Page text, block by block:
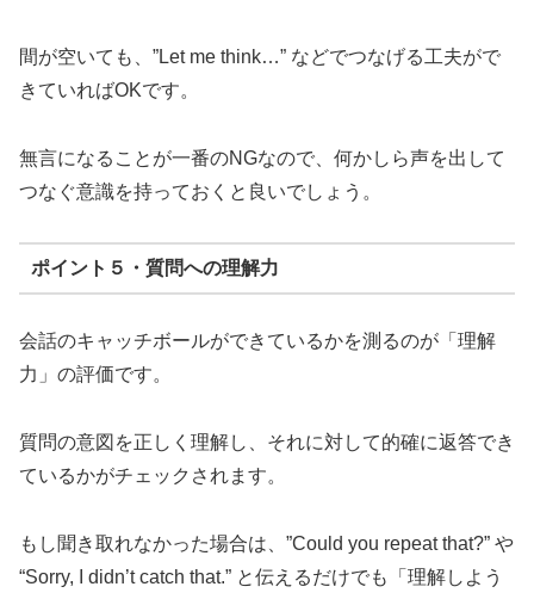
間が空いても、”Let me think…” などでつなげる工夫がで
きていればOKです。
無言になることが一番のNGなので、何かしら声を出して
つなぐ意識を持っておくと良いでしょう。
ポイント５・質問への理解力
会話のキャッチボールができているかを測るのが「理解
力」の評価です。
質問の意図を正しく理解し、それに対して的確に返答でき
ているかがチェックされます。
もし聞き取れなかった場合は、”Could you repeat that?” や
“Sorry, I didn’t catch that.” と伝えるだけでも「理解しよう